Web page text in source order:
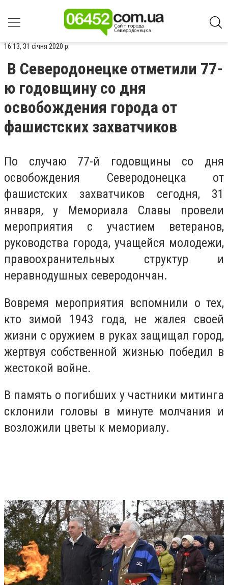
16:13, 31 січня 2020 р.
В Северодонецке отметили 77-
ю годовщину со дня
освобождения города от
фашистских захватчиков
По случаю 77-й годовщины со дня
освобождения Северодонецка от
фашистских захватчиков сегодня, 31
января, у Мемориала Славы провели
мероприятия с участием ветеранов,
руководства города, учащейся молодежи,
правоохранительных структур и
неравнодушных северодончан.
Вовремя мероприятия вспомнили о тех,
кто зимой 1943 года, не жалея своей
жизни с оружием в руках защищал город,
жертвуя собственной жизнью победил в
жестокой войне.
В память о погибших у частники митинга
склонили головы в минуте молчания и
возложили цветы к мемориалу.